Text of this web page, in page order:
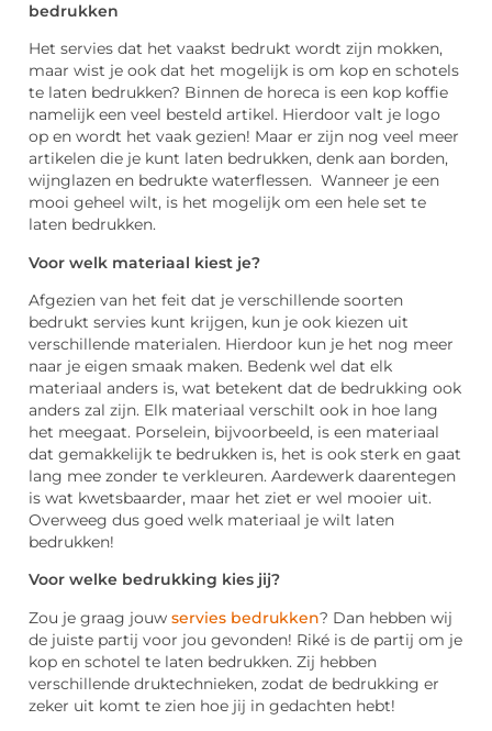
bedrukken
Het servies dat het vaakst bedrukt wordt zijn mokken,
maar wist je ook dat het mogelijk is om kop en schotels
te laten bedrukken? Binnen de horeca is een kop koffie
namelijk een veel besteld artikel. Hierdoor valt je logo
op en wordt het vaak gezien! Maar er zijn nog veel meer
artikelen die je kunt laten bedrukken, denk aan borden,
wijnglazen en bedrukte waterflessen. Wanneer je een
mooi geheel wilt, is het mogelijk om een hele set te
laten bedrukken.
Voor welk materiaal kiest je?
Afgezien van het feit dat je verschillende soorten
bedrukt servies kunt krijgen, kun je ook kiezen uit
verschillende materialen. Hierdoor kun je het nog meer
naar je eigen smaak maken. Bedenk wel dat elk
materiaal anders is, wat betekent dat de bedrukking ook
anders zal zijn. Elk materiaal verschilt ook in hoe lang
het meegaat. Porselein, bijvoorbeeld, is een materiaal
dat gemakkelijk te bedrukken is, het is ook sterk en gaat
lang mee zonder te verkleuren. Aardewerk daarentegen
is wat kwetsbaarder, maar het ziet er wel mooier uit.
Overweeg dus goed welk materiaal je wilt laten
bedrukken!
Voor welke bedrukking kies jij?
Zou je graag jouw servies bedrukken? Dan hebben wij
de juiste partij voor jou gevonden! Riké is de partij om je
kop en schotel te laten bedrukken. Zij hebben
verschillende druktechnieken, zodat de bedrukking er
zeker uit komt te zien hoe jij in gedachten hebt!